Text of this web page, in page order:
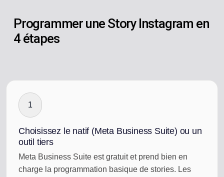
Programmer une Story Instagram en
4 étapes
1
Choisissez le natif (Meta Business Suite) ou un
outil tiers
Meta Business Suite est gratuit et prend bien en
charge la programmation basique de stories. Les